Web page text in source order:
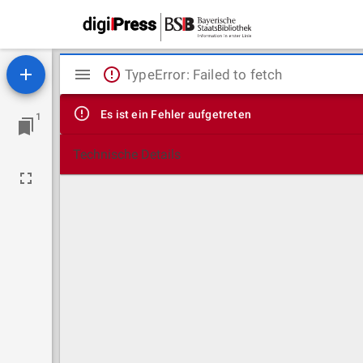
1
Mirador
Viewer
TypeError: Failed to fetch
Es ist ein Fehler aufgetreten
Technische Details